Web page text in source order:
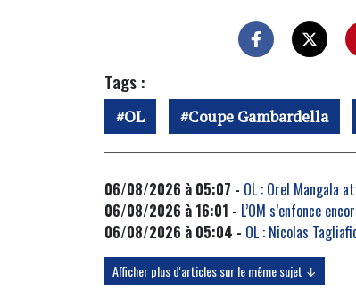
Tags :
OL Coupe Gambardella
06/08/2026 à 05:07 - OL : Orel Mangala
06/08/2026 à 16:01 - L’OM s’enfonce
06/08/2026 à 05:04 - OL : Nicolas
Afficher plus d'articles sur le même sujet ↓